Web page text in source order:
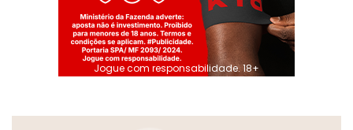
Jogue com responsabilidade. 18+